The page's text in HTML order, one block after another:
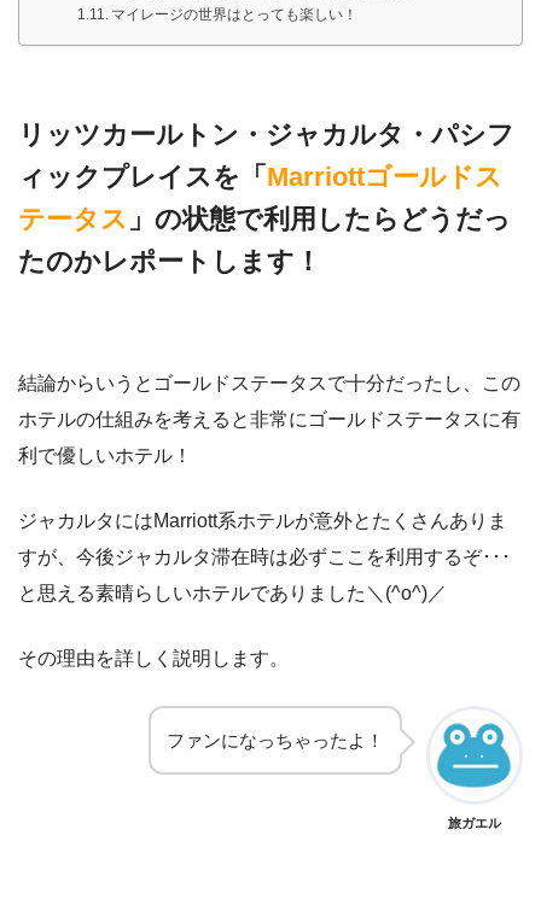
マイレージの世界はとっても楽しい！
リッツカールトン・ジャカルタ・パシフ
ィックプレイスを「 Marriottゴールドス
テータス 」の状態で利用したらどうだっ
たのかレポートします！
結論からいうとゴールドステータスで十分だったし、この
ホテルの仕組みを考えると非常にゴールドステータスに有
利で優しいホテル！
ジャカルタにはMarriott系ホテルが意外とたくさんありま
すが、今後ジャカルタ滞在時は必ずここを利用するぞ･･･
と思える素晴らしいホテルでありました＼(^o^)／
その理由を詳しく説明します。
ファンになっちゃったよ！
旅ガエル